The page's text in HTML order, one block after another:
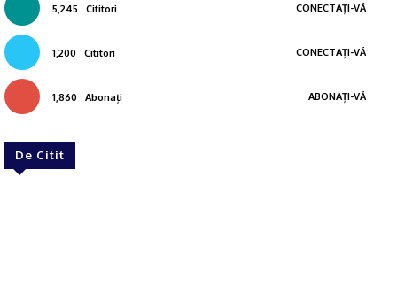
5,245 Cititori CONECTAȚI-VĂ
1,200 Cititori CONECTAȚI-VĂ
1,860 Abonați ABONAȚI-VĂ
De Citit